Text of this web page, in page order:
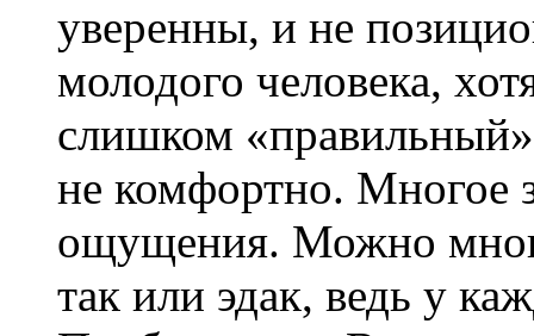
уверенны, и не
молодого человека,
слишком
не комфортно. Многое
ощущения. Можно
так или эдак, ведь у